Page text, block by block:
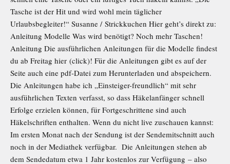
Tasche ist der Hit und wird wohl mein täglicher
Urlaubsbegleiter!“ Susanne / Strickkuchen Hier geht’s direkt zu:
Anleitung Modelle Was wird benötigt? Noch mehr Taschen!
Anleitung Die ausführlichen Anleitungen für die Modelle findest
du ab Freitag hier (click)! Für die Anleitungen gibt es auf der
Seite auch eine pdf-Datei zum Herunterladen und abspeichern.
Die Anleitungen habe ich „Einsteiger-freundlich“ mit sehr
ausführlichen Texten verfasst, so dass Häkelanfänger schnell
Erfolge erzielen können, für Fortgeschrittene sind auch
Häkelschriften enthalten. Wenn du nicht live zuschauen kannst:
Im ersten Monat nach der Sendung ist der Sendemitschnitt auch
noch in der Mediathek verfügbar. Die Anleitungen stehen ab
dem Sendedatum etwa 1 Jahr kostenlos zur Verfügung – also